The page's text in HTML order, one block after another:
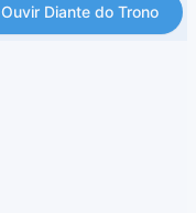
Ouvir Diante do Trono